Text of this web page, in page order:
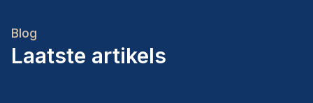
Blog
Laatste artikels